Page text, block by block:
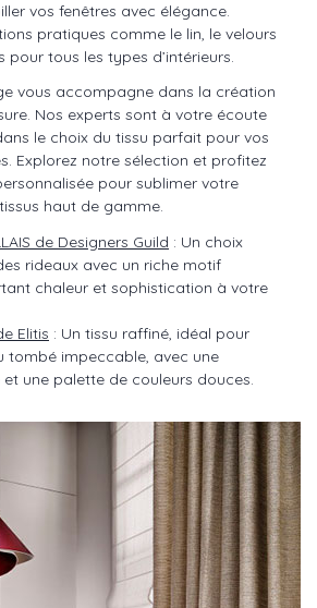
vos fenêtres avec élégance.
pratiques comme le lin, le velours
pour tous les types d’intérieurs.
vous accompagne dans la création
Nos experts sont à votre écoute
le choix du tissu parfait pour vos
Explorez notre sélection et profitez
pour sublimer votre
haut de gamme.
de Designers Guild : Un choix
rideaux avec un riche motif
chaleur et sophistication à votre
Elitis : Un tissu raffiné, idéal pour
tombé impeccable, avec une
une palette de couleurs douces.